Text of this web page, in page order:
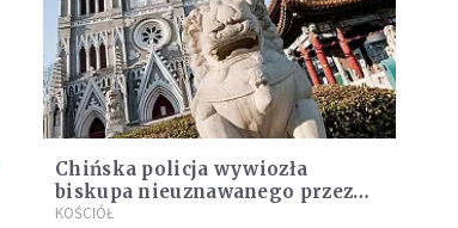
Chińska policja wywiozła
biskupa nieuznawanego przez
władze
KOŚCIÓŁ